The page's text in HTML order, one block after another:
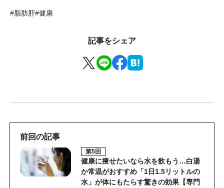
#脂肪肝#健康
記事をシェア
前回の記事
第5回
健康に痩せたいなら水を飲もう…白湯
か常温がおすすめ「1日1.5リットルの
水」が体にもたらす驚きの効果【専門